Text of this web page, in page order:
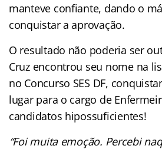
manteve confiante, dando o
conquistar a aprovação.
O resultado não poderia ser
Cruz encontrou seu nome na
no Concurso SES DF,
lugar para o cargo de
candidatos hipossuficientes!
“Foi muita emoção. Percebi